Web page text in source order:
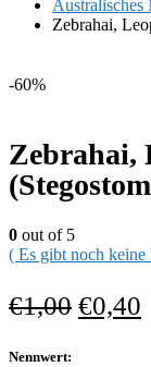
Australisches
Zebrahai,
-60%
Zebrahai,
0 out of 5
( Es gibt noch
€1,00 €0,40
Nennwert: